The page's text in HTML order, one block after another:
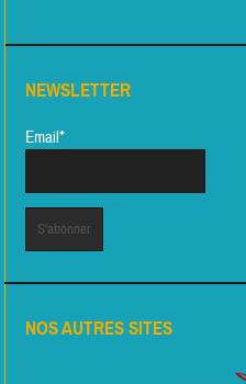
NEWSLETTER
Email*
NOS AUTRES SITES